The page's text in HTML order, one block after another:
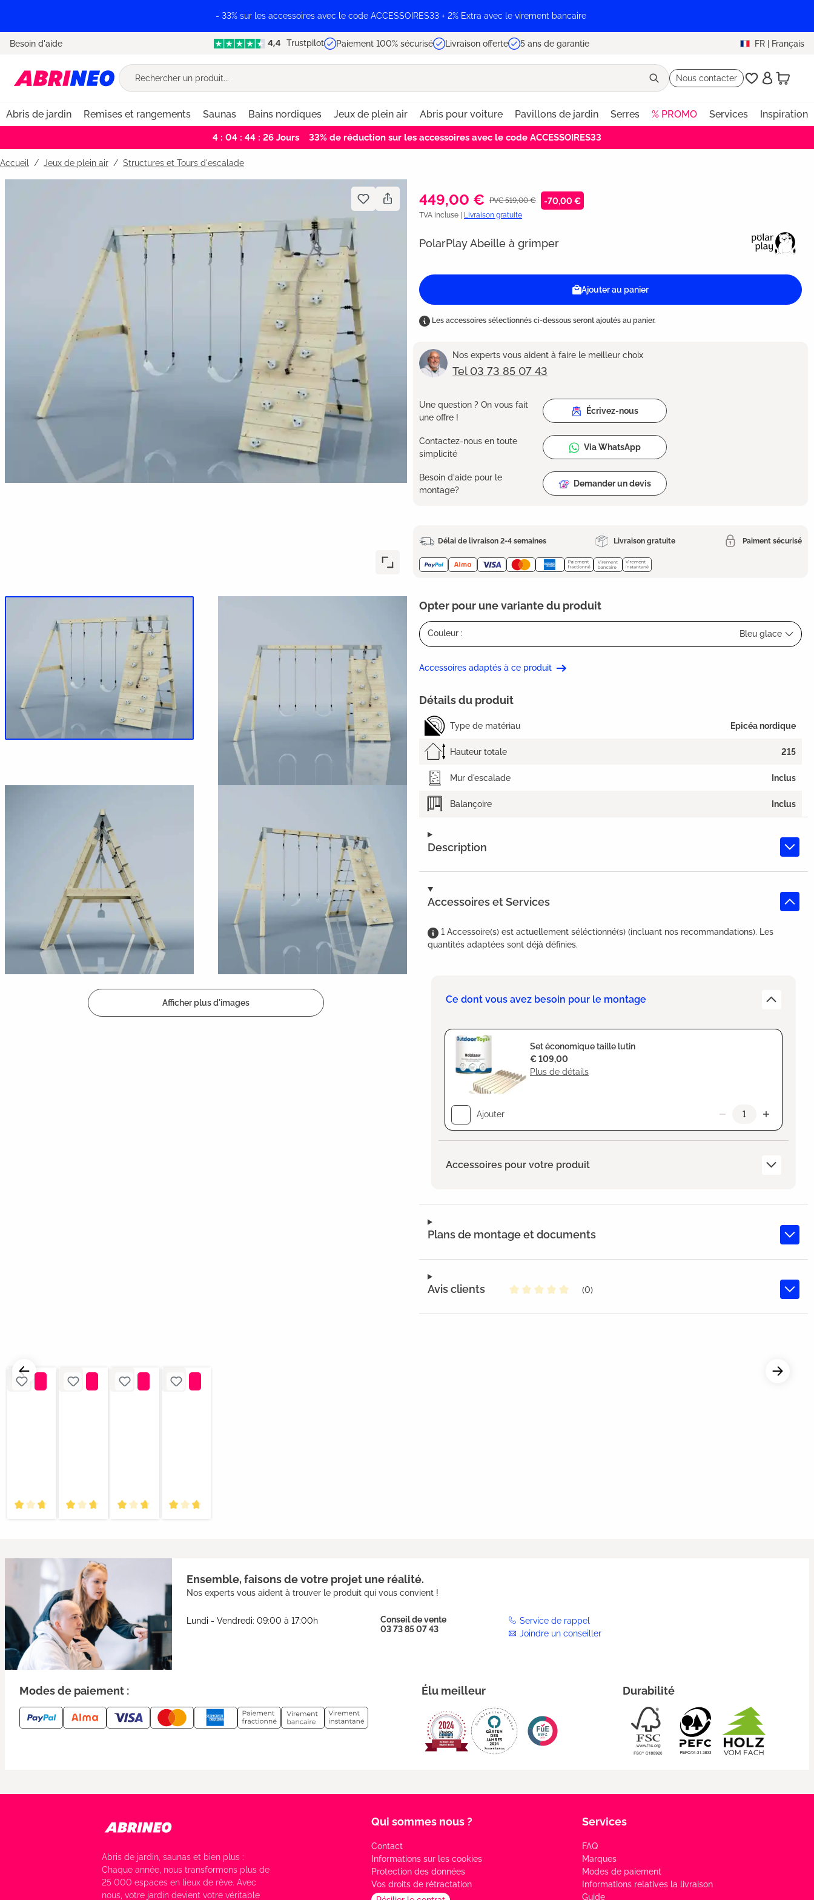
- 33% sur les accessoires avec le code ACCESSOIRES33 + 2% Extra avec le virement bancaire
Besoin d'aide Trustpilot Paiement 100% sécurisé Livraison offerte 5 ans de garantie FR | Français
Nous contacter
Abris de jardin Remises et rangements Saunas Bains nordiques Jeux de plein air Abris pour voiture Pavillons de jardin Serres % PROMO Services Inspiration
4 : 04 : 44 : 26 Jours 33% de réduction sur les accessoires avec le code ACCESSOIRES33
Accueil Jeux de plein air / Structures et Tours d'escalade
Afficher plus d'images
449,00 € PVC 519,00 € -70,00 €
TVA incluse | Livraison gratuite
PolarPlay Abeille à grimper
Ajouter au panier
Les accessoires sélectionnés ci-dessous seront ajoutés au panier.
Nos experts vous aident à faire le meilleur choix
Tel 03 73 85 07 43
Une question ? On vous fait
une offre !
Écrivez-nous
Contactez-nous en toute
simplicité
Via WhatsApp
Besoin d'aide pour le
montage?
Demander un devis
Délai de livraison 2-4 semaines Livraison gratuite Paiment sécurisé
Opter pour une variante du produit
Couleur : Bleu glace
Accessoires adaptés à ce produit
Description
Accessoires et Services
1 Accessoire(s) est actuellement séléctionné(s) (incluant nos recommandations). Les
quantités adaptées sont déjà définies.
Ce dont vous avez besoin pour le montage
Set économique taille lutin
Plus de détails
€ 109,00
Ajouter
Accessoires pour votre produit
Plans de montage et documents
Avis clients
(0)
Détails du produit
Type de matériau Epicéa nordique
Hauteur totale 215
Mur d'escalade Inclus
Balançoire Inclus
Ensemble, faisons de votre projet une réalité.
Nos experts vous aident à trouver le produit qui vous convient !
Lundi - Vendredi: 09:00 à 17:00h
Conseil de vente
03 73 85 07 43
Service de rappel
Joindre un conseiller
Modes de paiement : Élu meilleur Durabilité
Abris de jardin, saunas et bien plus :
Chaque année, nous transformons plus de
25 000 espaces en lieux de rêve. Avec
nous, votre jardin devient votre véritable
Qui sommes nous ?
Contact
Informations sur les cookies
Protection des données
Vos droits de rétractation
Services
FAQ
Marques
Modes de paiement
Informations relatives la livraison
Guide